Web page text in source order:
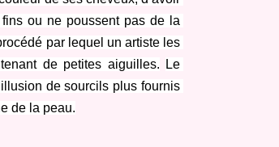
ou ne poussent pas de la
par lequel un artiste les
de petites aiguilles.
Le
de sourcils plus fournis
de la peau.